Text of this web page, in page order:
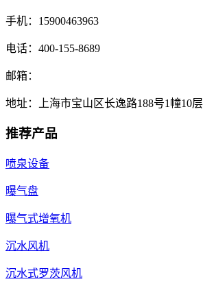
手机：15900463963
电话：400-155-8689
邮箱：
地址：上海市宝山区长逸路188号1幢10层
推荐产品
喷泉设备
曝气盘
曝气式增氧机
沉水风机
沉水式罗茨风机